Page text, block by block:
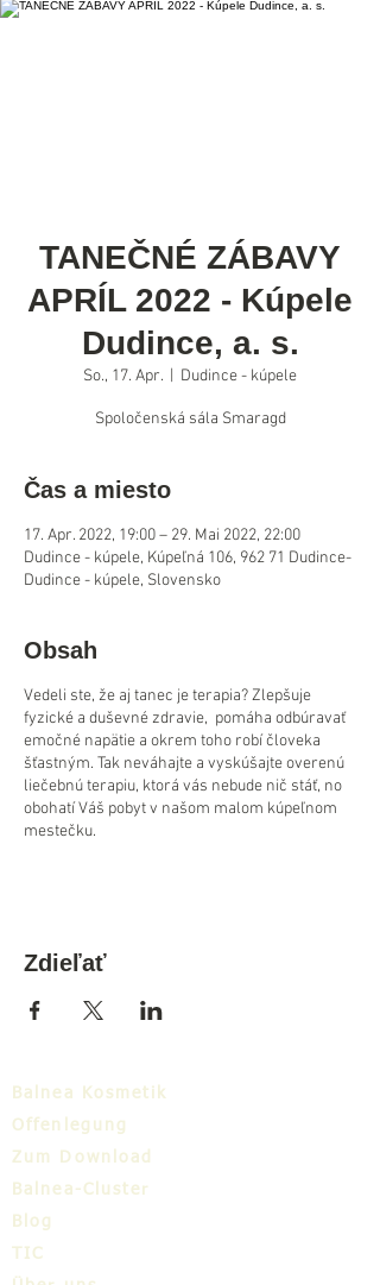
TANEČNÉ ZÁBAVY
APRÍL 2022 - Kúpele
Dudince, a. s.
So., 17. Apr. Dudince - kúpele
Spoločenská sála Smaragd
Čas a miesto
17. Apr. 2022, 19:00 – 29. Mai 2022, 22:00
Dudince - kúpele, Kúpeľná 106, 962 71 Dudince-
Dudince - kúpele, Slovensko
Obsah
Vedeli ste, že aj tanec je terapia? Zlepšuje
fyzické a duševné zdravie, pomáha odbúravať
emočné napätie a okrem toho robí človeka
šťastným. Tak neváhajte a vyskúšajte overenú
liečebnú terapiu, ktorá vás nebude nič stáť, no
obohatí Váš pobyt v našom malom kúpeľnom
mestečku.
Zdieľať
Balnea Kosmetik
Offenlegung
Zum Download
Balnea-Cluster
Blog
TIC